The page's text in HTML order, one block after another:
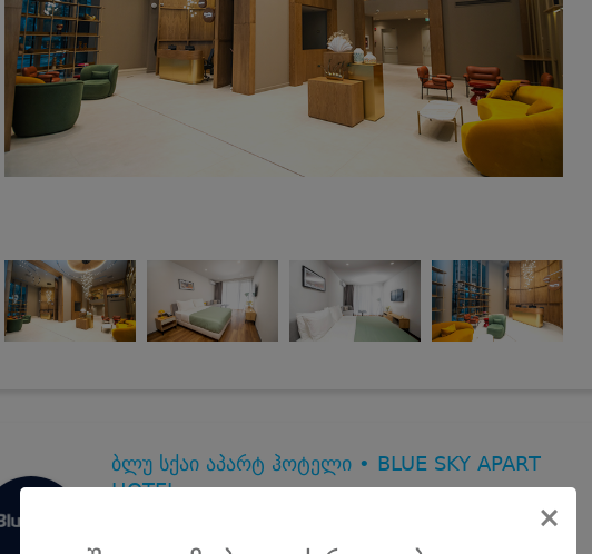
×
ბლუ სქაი აპარტ ჰოტელი • BLUE SKY APART
HOTEL
31 აგვისტომდე, აპარტამენტები 2 სტუმარზე ზღვის და მთის